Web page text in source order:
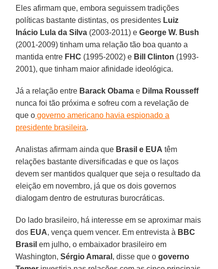
Eles afirmam que, embora seguissem tradições
políticas bastante distintas, os presidentes Luiz
Inácio Lula da Silva (2003-2011) eGeorge W. Bush
(2001-2009) tinham uma relação tão boa quanto a
mantida entre FHC (1995-2002) e Bill Clinton (1993-
2001), que tinham maior afinidade ideológica.
Já a relação entre Barack Obama e Dilma Rousseff
nunca foi tão próxima e sofreu com a revelação de
que o governo americano havia espionado a
presidente brasileira.
Analistas afirmam ainda que Brasil e EUA têm
relações bastante diversificadas e que os laços
devem ser mantidos qualquer que seja o resultado da
eleição em novembro, já que os dois governos
dialogam dentro de estruturas burocráticas.
Do lado brasileiro, há interesse em se aproximar mais
dos EUA, vença quem vencer. Em entrevista à BBC
Brasil em julho, o embaixador brasileiro em
Washington,Sérgio Amaral , disse que ogoverno